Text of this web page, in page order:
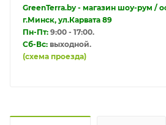
GreenTerra.by - магазин шоу-рум /
г.Минск, ул.Карвата 89
Пн-Пт: 9:00 - 17:00.
Сб-Вс: выходной.
(схема проезда)